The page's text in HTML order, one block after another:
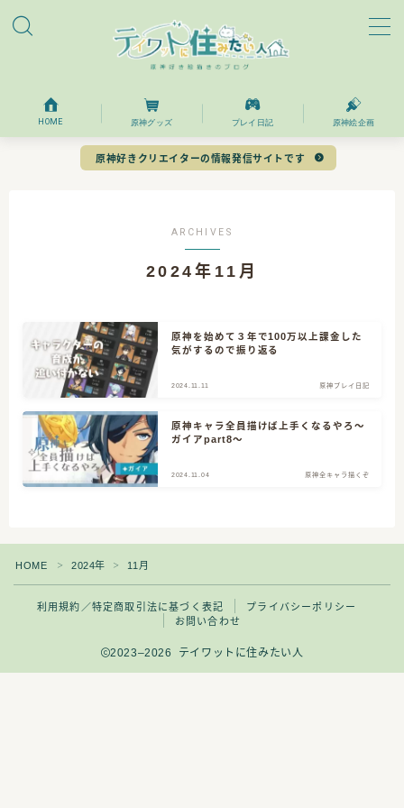
ホーム
プロフィール
目次
CATEGORY
クリエイター志 3
原神全キャラ描くぞ 12
HOME 原神グッズ プレイ日記 原神絵企画
原神好きクリエイターの情報発信サイトです
ARCHIVES
2024年11月
原神を始めて３年で100万以上課金した
気がするので振り返る
2024.11.11 原神プレイ日記
原神キャラ全員描けば上手くなるやろ～
ガイアpart8～
2024.11.04 原神全キャラ描くぞ
HOME ＞ 2024年 ＞ 11月
利用規約／特定商取引法に基づく表記
プライバシーポリシー
お問い合わせ
2023–2026 テイワットに住みたい人